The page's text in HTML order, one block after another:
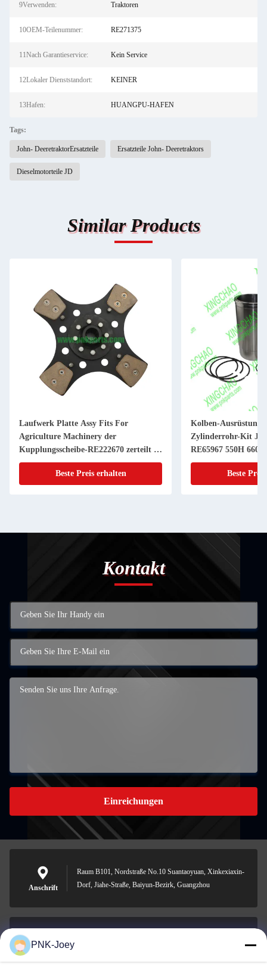
9Verwenden: Traktoren
10OEM-Teilenummer: RE271375
11Nach Garantieservice: Kein Service
12Lokaler Dienststandort: KEINER
13Hafen: HUANGPU-HAFEN
Tags:
John- DeeretraktorErsatzteile Ersatzteile John- Deeretraktors
Dieselmotorteile JD
Similar Products
Laufwerk Platte Assy Fits For
Agriculture Machinery der
Kupplungsscheibe-RE222670 zerteilt 11
Zoll 20 KEIL
Beste Preis erhalten
Kolben-Ausrüstung
Zylinderrohr-Kit JDs
RE65967 550H 6603
Powerthch Turbo
Beste
Kontakt
Einreichungen
Anschrift
Raum B101, Nordstraße No.10 Suantaoyuan, Xinkexiaxin-
Dorf, Jiahe-Straße, Baiyun-Bezirk, Guangzhou
E-Mail-Adresse
PNK-Joey